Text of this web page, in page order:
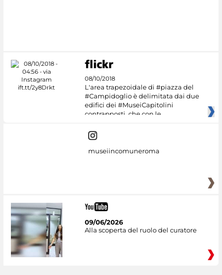
08/10/2018
L'area trapezoidale di #piazza del
#Campidoglio è delimitata dai due
edifici dei #MuseiCapitolini
contrapposti, che con le
museiincomuneroma
09/06/2026
Alla scoperta del ruolo del curatore